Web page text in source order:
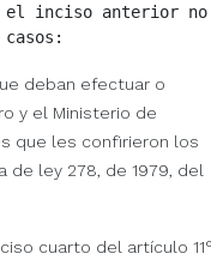
inciso anterior no
deban efectuar o
y el Ministerio de
que les confirieron los
de ley 278, de 1979, del
cuarto del artículo